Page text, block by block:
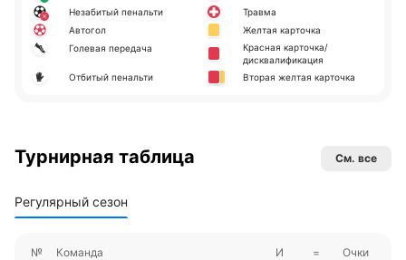
Незабитый пенальти
Автогол
Голевая передача
Отбитый пенальти
Травма
Желтая карточка
Красная карточка/
дисквалификация
Вторая желтая карточка
Турнирная таблица См. все
Регулярный сезон
№ Команда И = Очки